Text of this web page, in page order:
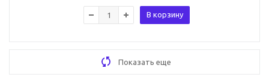
В корзину
Показать еще